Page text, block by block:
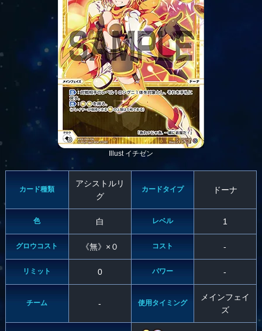
Illust イチゼン
カード種類
アシストルリ
グ
カードタイプ ドーナ
色 白 レベル 1
グロウコスト 《無》×０ コスト -
リミット 0 パワー -
チーム - 使用タイミング
メインフェイ
ズ